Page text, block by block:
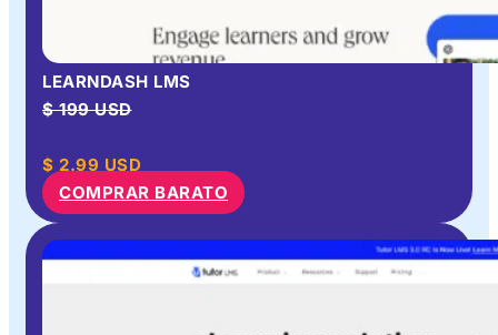
LEARNDASH LMS
$ 199 USD
$ 2.99 USD
COMPRAR BARATO